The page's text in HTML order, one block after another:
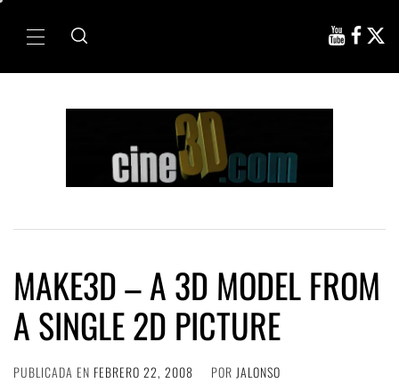
Menú
MAKE3D – A 3D MODEL FROM
A SINGLE 2D PICTURE
PUBLICADA EN FEBRERO 22, 2008 POR JALONSO